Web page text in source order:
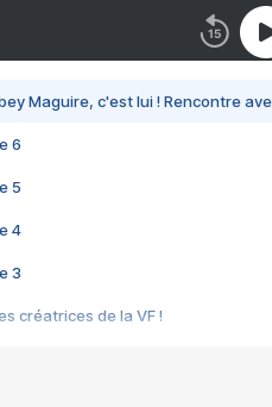
Maguire, c'est lui ! Rencontre
6
5
4
3
créatrices de la VF !